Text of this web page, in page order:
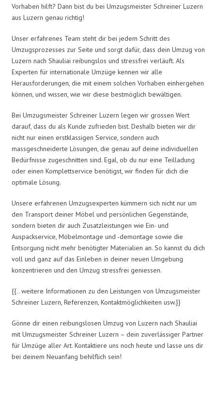
Vorhaben hilft? Dann bist du bei Umzugsmeister Schreiner Luzern
aus Luzern genau richtig!
Unser erfahrenes Team steht dir bei jedem Schritt des
Umzugsprozesses zur Seite und sorgt dafür, dass dein Umzug von
Luzern nach Shauliai reibungslos und stressfrei verläuft. Als
Experten für internationale Umzüge kennen wir alle
Herausforderungen, die mit einem solchen Vorhaben einhergehen
können, und wissen, wie wir diese bestmöglich bewältigen.
Bei Umzugsmeister Schreiner Luzern legen wir grossen Wert
darauf, dass du als Kunde zufrieden bist. Deshalb bieten wir dir
nicht nur einen erstklassigen Service, sondern auch
massgeschneiderte Lösungen, die genau auf deine individuellen
Bedürfnisse zugeschnitten sind. Egal, ob du nur eine Teilladung
oder einen Komplettservice benötigst, wir finden für dich die
optimale Lösung.
Unsere erfahrenen Umzugsexperten kümmern sich nicht nur um
den Transport deiner Möbel und persönlichen Gegenstände,
sondern bieten dir auch Zusatzleistungen wie Ein- und
Auspackservice, Möbelmontage und -demontage sowie die
Entsorgung nicht mehr benötigter Materialien an. So kannst du dich
voll und ganz auf das Einleben in deiner neuen Umgebung
konzentrieren und den Umzug stressfrei geniessen.
{{.. weitere Informationen zu den Leistungen von Umzugsmeister
Schreiner Luzern, Referenzen, Kontaktmöglichkeiten usw.}}
Gönne dir einen reibungslosen Umzug von Luzern nach Shauliai
mit Umzugsmeister Schreiner Luzern – dein zuverlässiger Partner
für Umzüge aller Art. Kontaktiere uns noch heute und lasse uns dir
bei deinem Neuanfang behilflich sein!